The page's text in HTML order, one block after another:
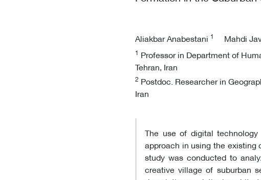
Aliakbar Anabestani 1 Mahdi
1 Professor in Department of
Tehran, Iran
2 Postdoc. Researcher in
Iran
The use of digital
approach in using the
study was conducted to
creative village of suburban